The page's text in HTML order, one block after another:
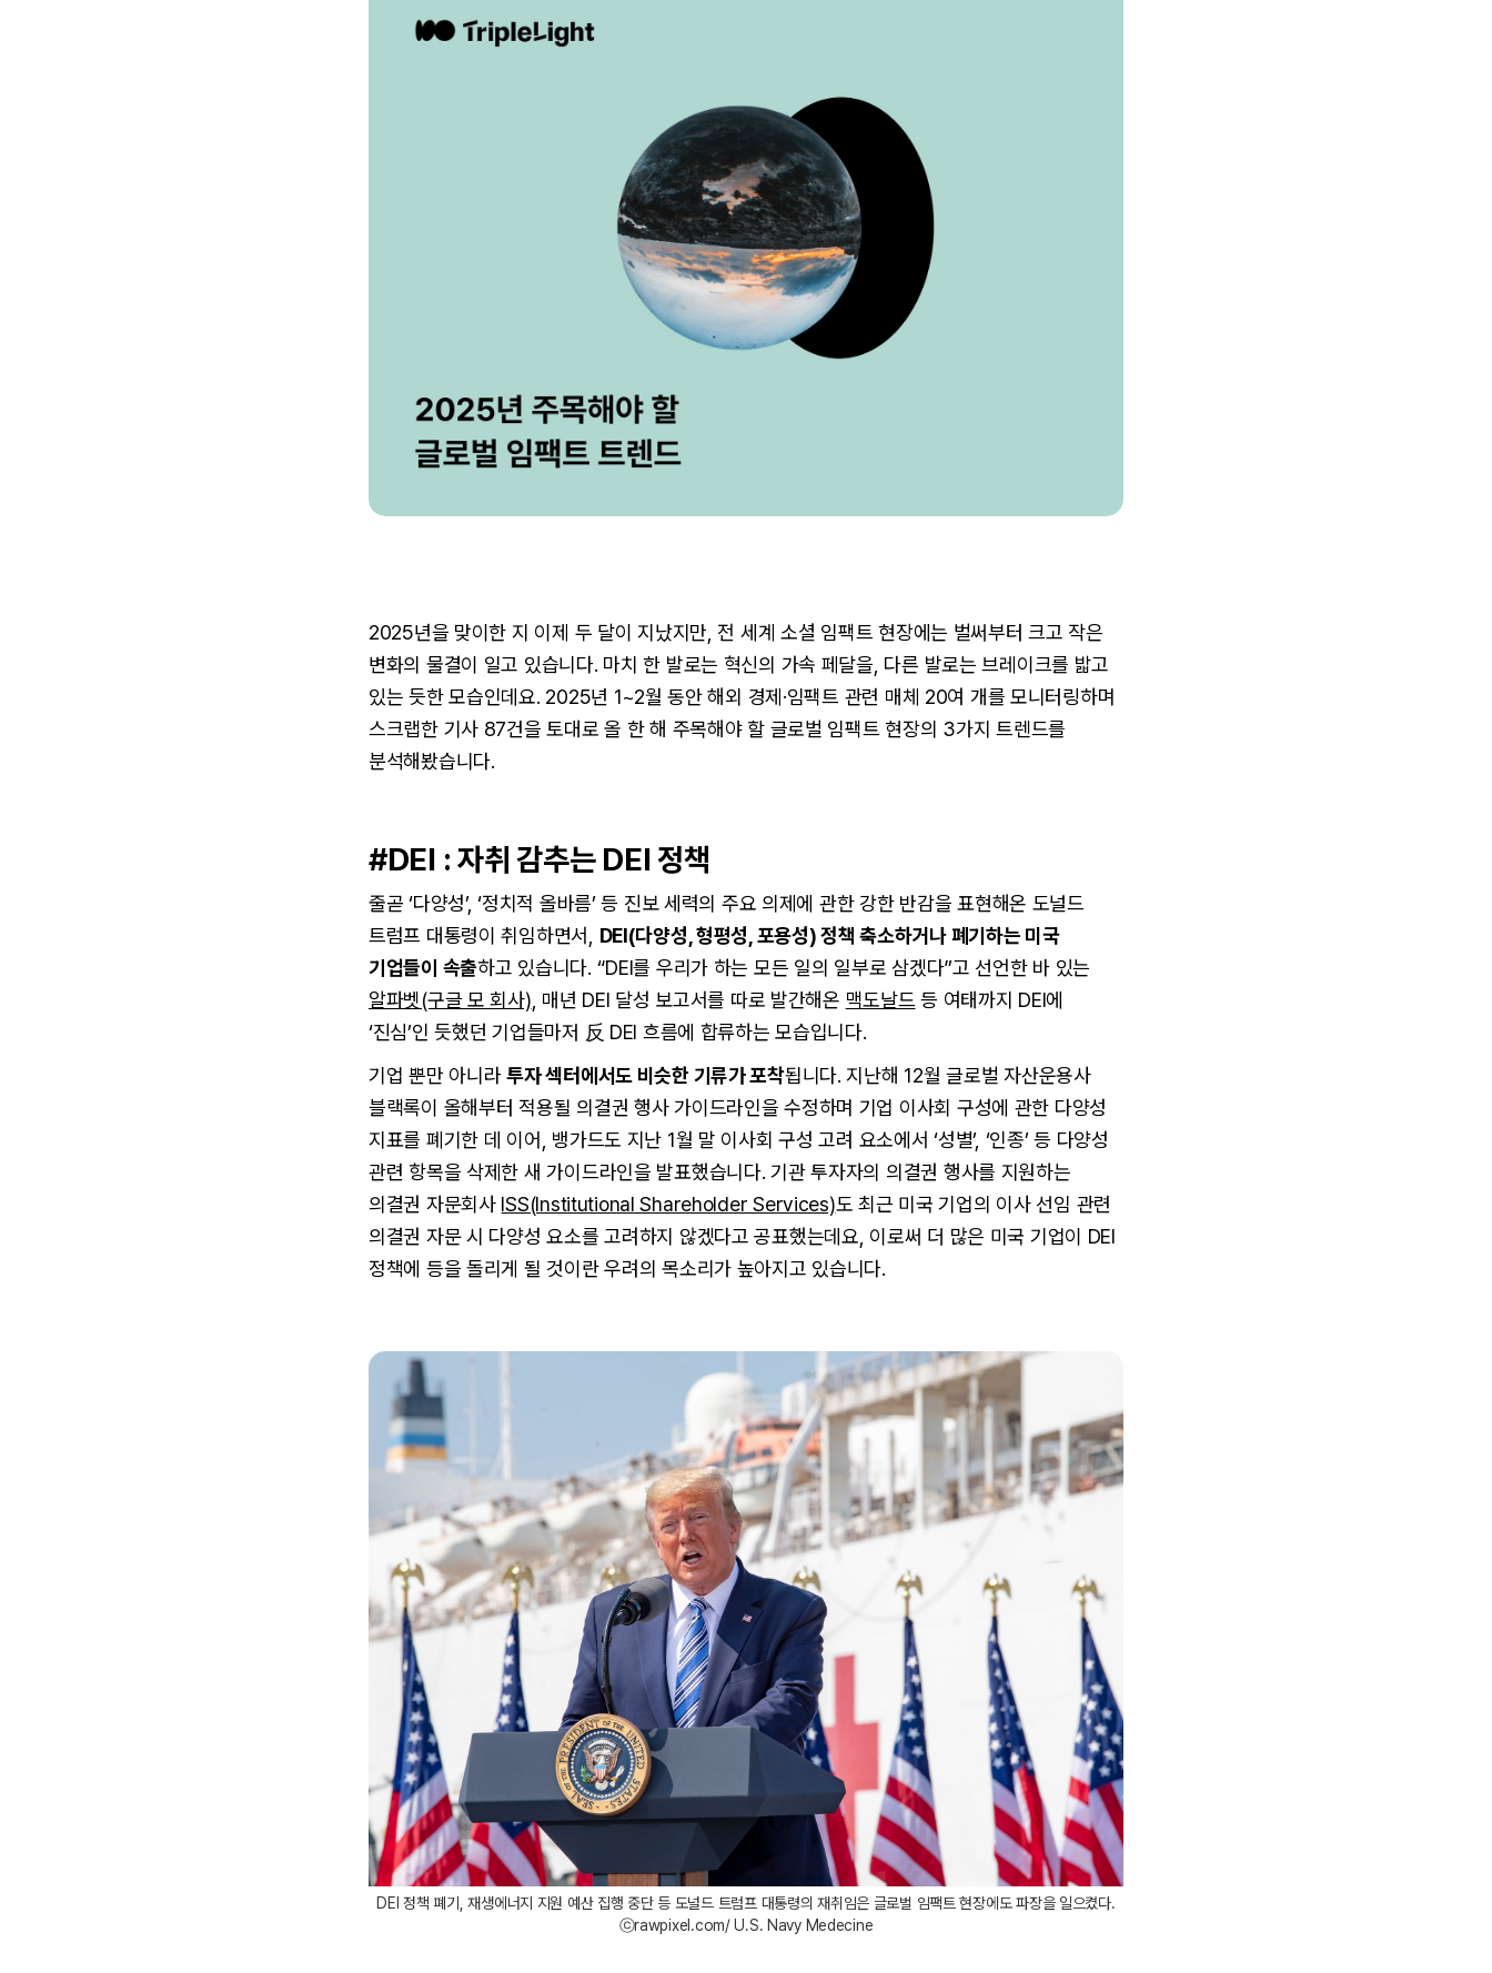
2025년을 맞이한 지 이제 두 달이 지났지만, 전 세계 소셜 임팩트 현장에는 벌써부터 크고 작은
변화의 물결이 일고 있습니다. 마치 한 발로는 혁신의 가속 페달을, 다른 발로는 브레이크를 밟고
있는 듯한 모습인데요. 2025년 1~2월 동안 해외 경제·임팩트 관련 매체 20여 개를 모니터링하며
스크랩한 기사 87건을 토대로 올 한 해 주목해야 할 글로벌 임팩트 현장의 3가지 트렌드를
분석해봤습니다.
#DEI : 자취 감추는 DEI 정책
줄곧 ‘다양성’, ‘정치적 올바름’ 등 진보 세력의 주요 의제에 관한 강한 반감을 표현해온 도널드
트럼프 대통령이 취임하면서, DEI(다양성, 형평성, 포용성) 정책 축소하거나 폐기하는 미국
기업들이 속출하고 있습니다. “DEI를 우리가 하는 모든 일의 일부로 삼겠다”고 선언한 바 있는
알파벳(구글 모 회사) , 매년 DEI 달성 보고서를 따로 발간해온 맥도날드 등 여태까지 DEI에
‘진심’인 듯했던 기업들마저 反 DEI 흐름에 합류하는 모습입니다.
기업 뿐만 아니라투자 섹터에서도 비슷한 기류가 포착됩니다. 지난해 12월 글로벌 자산운용사
블랙록이 올해부터 적용될 의결권 행사 가이드라인을 수정하며 기업 이사회 구성에 관한 다양성
지표를 폐기한 데 이어, 뱅가드도 지난 1월 말 이사회 구성 고려 요소에서 ‘성별’, ‘인종’ 등 다양성
관련 항목을 삭제한 새 가이드라인을 발표했습니다. 기관 투자자의 의결권 행사를 지원하는
의결권 자문회사 ISS(Institutional Shareholder Services)도 최근 미국 기업의 이사 선임 관련
의결권 자문 시 다양성 요소를 고려하지 않겠다고 공표했는데요, 이로써 더 많은 미국 기업이 DEI
정책에 등을 돌리게 될 것이란 우려의 목소리가 높아지고 있습니다.
DEI 정책 폐기, 재생에너지 지원 예산 집행 중단 등 도널드 트럼프 대통령의 재취임은 글로벌 임팩트 현장에도 파장을 일으켰다.
ⓒrawpixel.com/ U.S. Navy Medecine